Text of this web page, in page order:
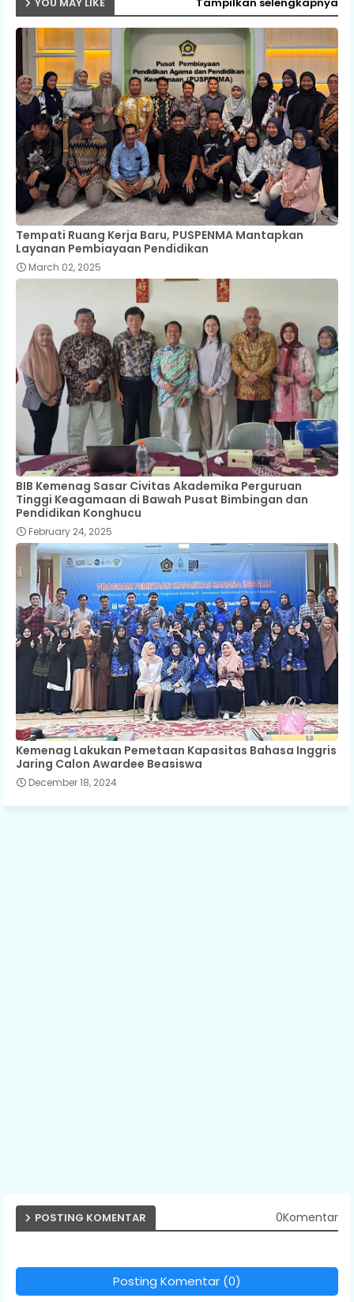
Tampilkan selengkapnya
Tempati Ruang Kerja Baru, PUSPENMA Mantapkan
Layanan Pembiayaan Pendidikan
March 02, 2025
BIB Kemenag Sasar Civitas Akademika Perguruan
Tinggi Keagamaan di Bawah Pusat Bimbingan dan
Pendidikan Konghucu
February 24, 2025
Kemenag Lakukan Pemetaan Kapasitas Bahasa Inggris
Jaring Calon Awardee Beasiswa
December 18, 2024
POSTING KOMENTAR 0Komentar
Posting Komentar (0)